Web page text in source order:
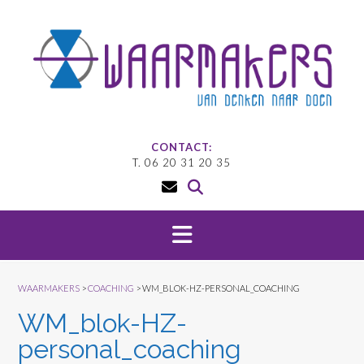
CONTACT:
T. 06 20 31 20 35
WAARMAKERS >COACHING >WM_BLOK-HZ-PERSONAL_COACHING
WM_blok-HZ-
personal_coaching